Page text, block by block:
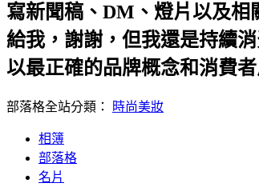
寫新聞稿、DM、燈片以及相
給我，謝謝，但我還是持續
以最正確的品牌概念和消費
部落格全站分類： 時尚美妝
相簿
部落格
名片